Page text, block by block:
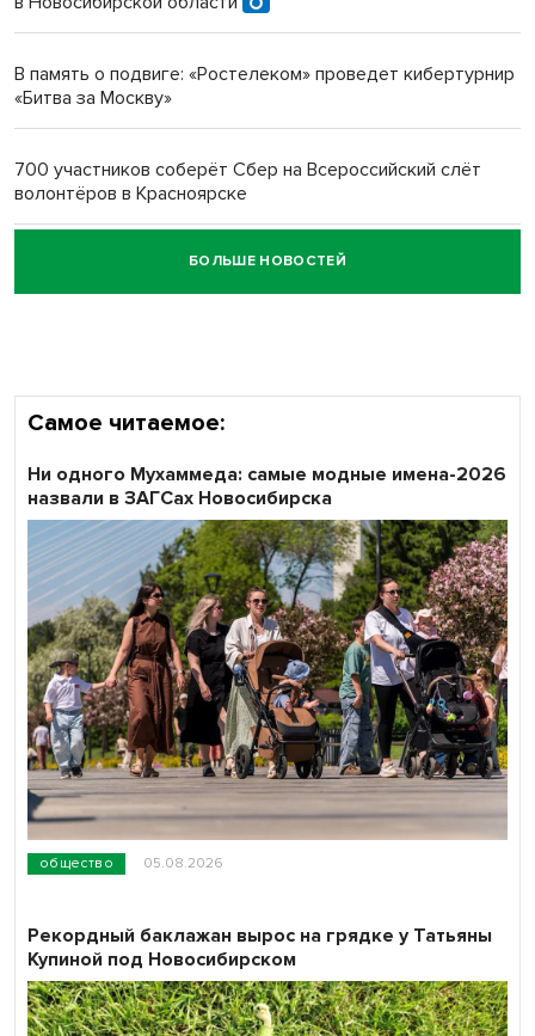
Новосибирский преподаватель с женой вошли в топ-16
Обновлённое отделение ВТБ открылось в Искитиме
В память о подвиге: «Ростелеком» проведет кибертурнир
«Битва за Москву»
700 участников соберёт Сбер на Всероссийский слёт
волонтёров в Красноярске
Честный выбор: видеонаблюдение обеспечит
объективность результатов ЕДГ в Новосибирской
БОЛЬШЕ НОВОСТЕЙ
Самое читаемое:
общество 05.08.2026
Ни одного Мухаммеда: самые модные имена-2026
назвали в ЗАГСах Новосибирска
Рекордный баклажан вырос на грядке у Татьяны
Купиной под Новосибирском